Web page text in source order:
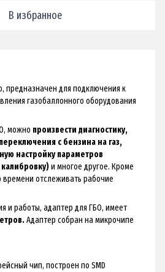
В избранное
предназначен для подключения к
газобаллонного оборудования
можно произвести диагностику,
с бензина на газ,
настройку параметров
и многое другое. Кроме
времени отслеживать рабочие
и работы, адаптер для ГБО, имеет
Адаптер собран на микрочипе
чип, построен по SMD